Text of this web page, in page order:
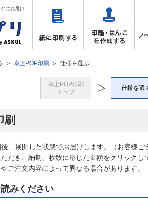
にお届け
卓上POP印刷 仕様を選ぶ
卓上POP印刷
トップ
仕様を選
刷
、展開した状態でお届けします。（お客様
だき、納期、枚数に応じた金額をクリックし
ご注文内容によって異なる場合があります。
みください